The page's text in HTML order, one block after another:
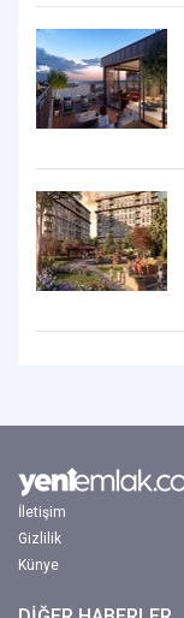
İletişim
Gizlilik
Künye